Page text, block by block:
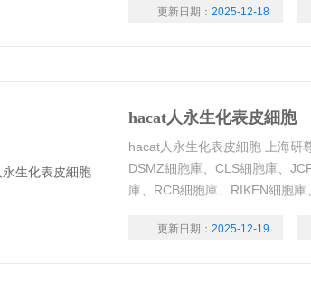
料清晰，代數年輕，活力好
更新日期： 2025-12-18
hacat人永生化表皮細胞
hacat人永生化表皮細胞 上海研
DSMZ細胞庫、CLS細胞庫、
庫、RCB細胞庫、RIKEN細胞
料清晰，代數年輕，活力好
更新日期： 2025-12-19